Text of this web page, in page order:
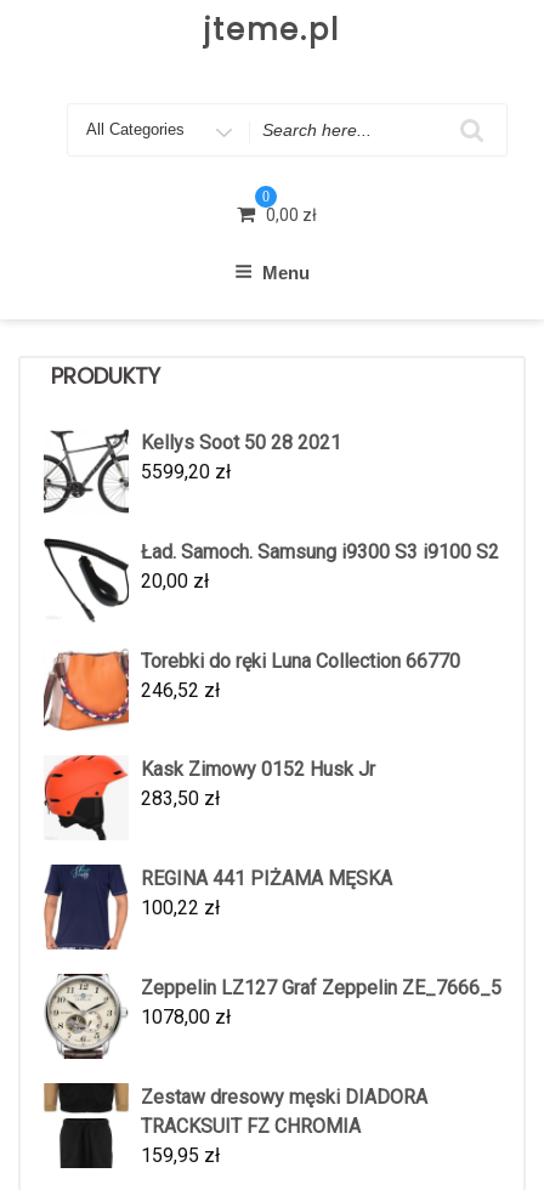
jteme.pl
Search
0
0,00 zł
Menu
PRODUKTY
Kellys Soot 50 28 2021
5599,20 zł
Ład. Samoch. Samsung i9300 S3 i9100 S2
20,00 zł
Torebki do ręki Luna Collection 66770
246,52 zł
Kask Zimowy 0152 Husk Jr
283,50 zł
REGINA 441 PIŻAMA MĘSKA
100,22 zł
Zeppelin LZ127 Graf Zeppelin ZE_7666_5
1078,00 zł
Zestaw dresowy męski DIADORA
TRACKSUIT FZ CHROMIA
159,95 zł